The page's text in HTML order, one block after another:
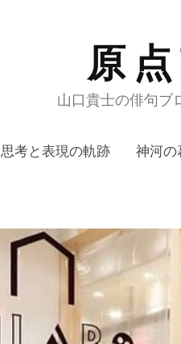
原
山口貴士の俳句ブ
思考と表現の軌跡 神河の